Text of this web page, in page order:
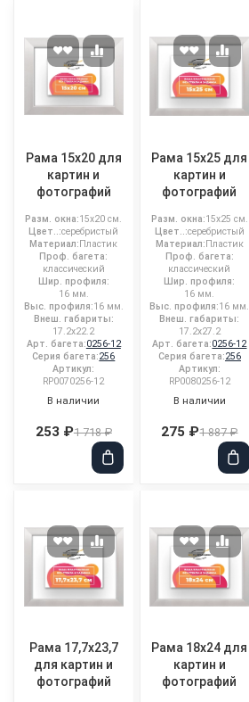
Рама 15x20 для
картин и
фотографий
Разм. окна:15x20 см.
Цвет..:серебристый
Материал:Пластик
Проф. багета:
классический
Шир. профиля:
16 мм.
Выс. профиля:16 мм.
Внеш. габариты:
17.2x22.2
Арт. багета:0256-12
Серия багета:256
Артикул:
RP0070256-12
В наличии
253 ₽1 718 ₽
Рама 15x25 для
картин и
фотографий
Разм. окна:15x25 см.
Цвет..:серебристый
Материал:Пластик
Проф. багета:
классический
Шир. профиля:
16 мм.
Выс. профиля:16 мм.
Внеш. габариты:
17.2x27.2
Арт. багета:0256-12
Серия багета:256
Артикул:
RP0080256-12
В наличии
275 ₽1 887 ₽
Рама 17,7x23,7
для картин и
фотографий
Рама 18x24 для
картин и
фотографий